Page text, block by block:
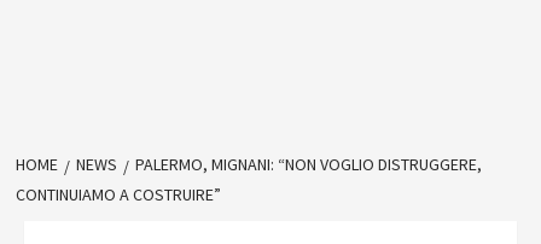
HOME NEWS
PALERMO, MIGNANI: “NON VOGLIO DISTRUGGERE,
CONTINUIAMO A COSTRUIRE”